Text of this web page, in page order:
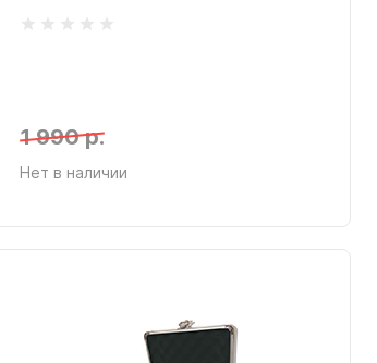
1 990 р.
Нет в наличии